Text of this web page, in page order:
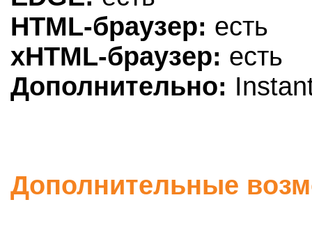
HTML-браузер: есть
xHTML-браузер: есть
Дополнительно:
Дополнительные